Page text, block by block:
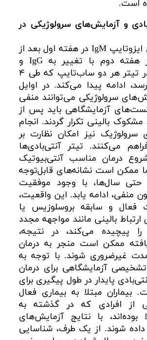
است.
و آزمایش‌های سرولوژیکی در
غلبه آنتی‌بادی‌های ایزوتایپ IgM در هفته اول بعد از
تلقیح، معمولاً در هفته دوم با تغییر به IgG و
افزایش پیوسته در تیتر هر دو ساب‌تایپ که طی ۴
ادامه پیدا می‌کند. در اوایل
سرولوژیکی می‌توانند منفی
تست‌های آزمایشگاهی باید پس از
مشکوک بالینی تکرار گردند. انجام
نیز امکان نظارت بر
می‌کنند. تیتر آنتی‌بادی‌ها
درمان مناسب آنتی‌بیوتیک
ممکن است نشانه‌های قابل‌توجه
حتی سال‌ها، با وجود موفقیت
منفی، ادامه یابد. این واقعیت،
فعال و سابقه بروسلوزیس یا
بالینی مانند مواجهه مجدد
پیچیده می‌کند، در نتیجه،
ممکن است منجر به درمان
غیرضروری شوند. با توجه به
آزمایشگاهی برای درمان
پایدار در طول پیگیری برای
بیماران مبتلا به بیماری فعال
از افرادی که در گذشته به
بوده‌اند، با نتایج آزمایش‌های
داده شوند. از یک طرف، شناسایی